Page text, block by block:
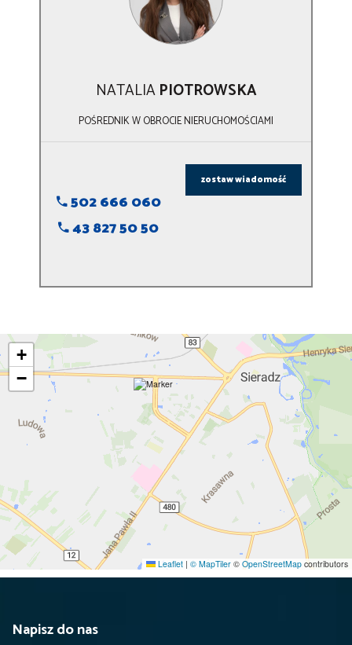
NATALIAPIOTROWSKA
POŚREDNIK W OBROCIE NIERUCHOMOŚCIAMI
502 666 060
43 827 50 50
zostaw wiadomość
+
−
Leaflet | © MapTiler © OpenStreetMap contributors
Napisz do nas